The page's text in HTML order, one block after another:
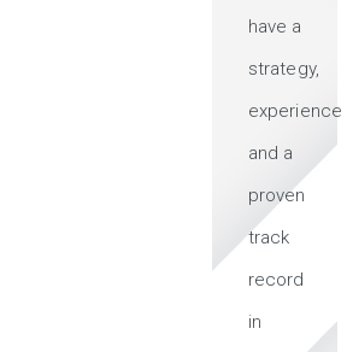
have a
strategy,
experience
and a
proven
track
record
in